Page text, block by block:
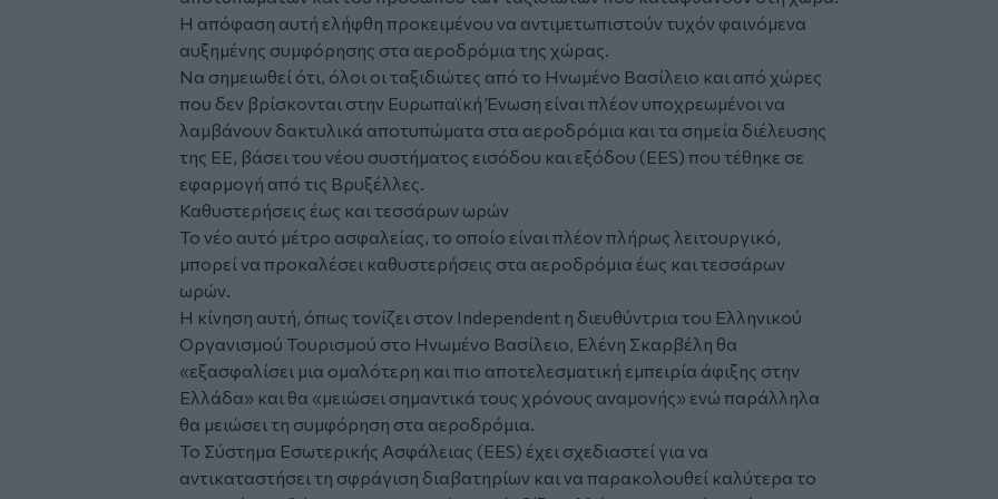
Η απόφαση αυτή ελήφθη προκειμένου να αντιμετωπιστούν τυχόν φαινόμενα
αυξημένης συμφόρησης στα αεροδρόμια της χώρας.
Να σημειωθεί ότι, όλοι οι ταξιδιώτες από το Ηνωμένο Βασίλειο και από χώρες
που δεν βρίσκονται στην Ευρωπαϊκή Ένωση είναι πλέον υποχρεωμένοι να
λαμβάνουν δακτυλικά αποτυπώματα στα αεροδρόμια και τα σημεία διέλευσης
της ΕΕ, βάσει του νέου συστήματος εισόδου και εξόδου (EES) που τέθηκε σε
εφαρμογή από τις Βρυξέλλες.
Καθυστερήσεις έως και τεσσάρων ωρών
Το νέο αυτό μέτρο ασφαλείας, το οποίο είναι πλέον πλήρως λειτουργικό,
μπορεί να προκαλέσει καθυστερήσεις στα αεροδρόμια έως και τεσσάρων
ωρών.
Η κίνηση αυτή, όπως τονίζει στον Independent η διευθύντρια του Ελληνικού
Οργανισμού Τουρισμού στο Ηνωμένο Βασίλειο, Ελένη Σκαρβέλη θα
«εξασφαλίσει μια ομαλότερη και πιο αποτελεσματική εμπειρία άφιξης στην
Ελλάδα» και θα «μειώσει σημαντικά τους χρόνους αναμονής» ενώ παράλληλα
θα μειώσει τη συμφόρηση στα αεροδρόμια.
Το Σύστημα Εσωτερικής Ασφάλειας (EES) έχει σχεδιαστεί για να
αντικαταστήσει τη σφράγιση διαβατηρίων και να παρακολουθεί καλύτερα το